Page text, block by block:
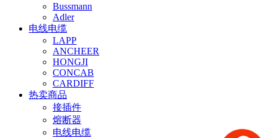
Bussmann
Adler
电线电缆
LAPP
ANCHEER
HONGJI
CONCAB
CARDIFF
热卖商品
接插件
熔断器
电线电缆